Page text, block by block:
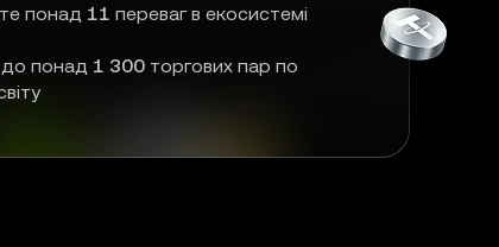
понад 11 переваг в екосистемі
понад 1 300торгових пар по